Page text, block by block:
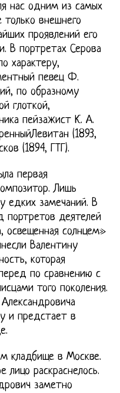
нас одним из самых
только внешнего
проявлений его
В портретах Серова
характеру,
певец Ф.
по образному
глоткой,
пейзажист К. А.
(1893,
(1894, ГТГ).
первая
Лишь
едких замечаний. В
портретов деятелей
освещенная солнцем»
Валентину
которая
по сравнению с
того поколения.
и предстает в
кладбище в Москве.
лицо раскраснелось.
заметно